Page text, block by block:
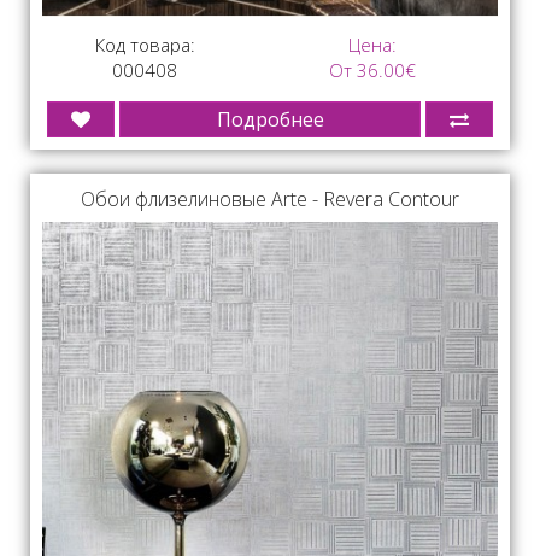
Код товара:
000408
Цена:
От 36.00€
Подробнее
Обои флизелиновые Arte - Revera Contour